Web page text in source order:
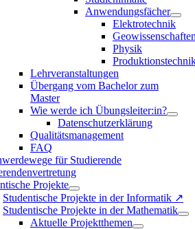
Anwendungsfächer
Elektrotechnik
Physik
Lehrveranstaltungen
Übergang vom Bachelor zum
Master
Wie werde ich Übungsleiter:in?
Datenschutzerklärung
Qualitätsmanagement
FAQ
für Studierende
Projekte
Studentische Projekte in der Informatik ↗
Studentische Projekte in der Mathematik
Aktuelle Projektthemen